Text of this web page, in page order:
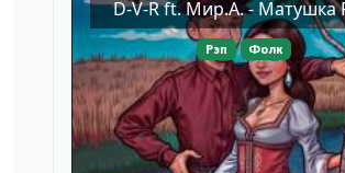
D-V-R ft. Мир.А. - Матушка
Рэп Фолк